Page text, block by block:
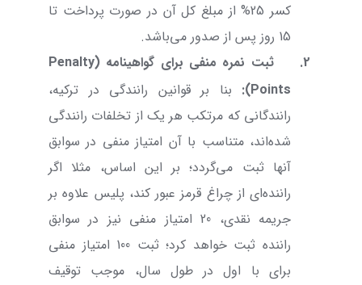
کسر 25% از مبلغ کل آن
در صورت پرداخت تا
15 روز پس از صدور می‌باشد.
2.
ثبت نمره منفی برای گواهینامه (Penalty
Points
): بنا بر قوانین رانندگی در ترکیه،
رانندگانی که مرتکب هر یک از تخلفات رانندگی
شده‌اند، متناسب با آن امتیاز منفی در سوابق
آنها ثبت می‌گردد؛ بر این اساس، مثلا اگر
راننده‌ای از چراغ قرمز عبور کند، پلیس علاوه بر
جریمه نقدی، 20 امتیاز منفی نیز در سوابق
راننده ثبت خواهد کرد؛ ثبت 100 امتیاز منفی
برای با اول در طول سال، موجب توقیف